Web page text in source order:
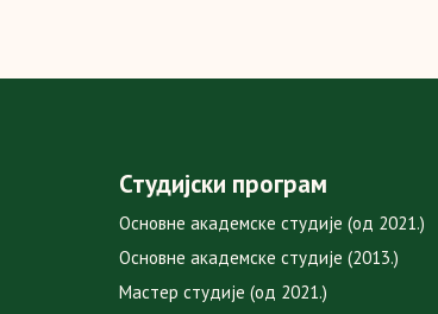
Студијски програм
Основне академске студије (од 2021.)
Основне академске студије (2013.)
Мастер студије (од 2021.)